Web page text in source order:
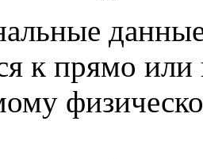
к прямо